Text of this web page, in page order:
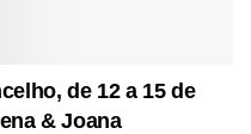
de 12 a 15 de
& Joana